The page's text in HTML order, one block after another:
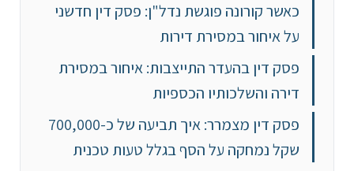
כאשר קורונה פוגשת נדל"ן: פסק דין חדשני
על איחור במסירת דירות
פסק דין בהעדר התייצבות: איחור במסירת
דירה והשלכותיו הכספיות
פסק דין מצמרר: איך תביעה של כ-700,000
שקל נמחקה על הסף בגלל טעות טכנית